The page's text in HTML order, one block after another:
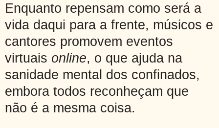
Enquanto repensam como será a
vida daqui para a frente, músicos e
cantores promovem eventos
virtuais online, o que ajuda na
sanidade mental dos confinados,
embora todos reconheçam que
não é a mesma coisa.